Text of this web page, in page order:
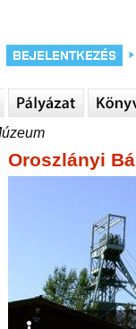
Oroszlányi